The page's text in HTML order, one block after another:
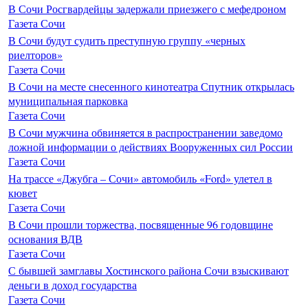
В Сочи Росгвардейцы задержали приезжего с мефедроном
Газета Сочи
В Сочи будут судить преступную группу «черных
риелторов»
Газета Сочи
В Сочи на месте снесенного кинотеатра Спутник открылась
муниципальная парковка
Газета Сочи
В Сочи мужчина обвиняется в распространении заведомо
ложной информации о действиях Вооруженных сил России
Газета Сочи
На трассе «Джубга – Сочи» автомобиль «Ford» улетел в
кювет
Газета Сочи
В Сочи прошли торжества, посвященные 96 годовщине
основания ВДВ
Газета Сочи
С бывшей замглавы Хостинского района Сочи взыскивают
деньги в доход государства
Газета Сочи